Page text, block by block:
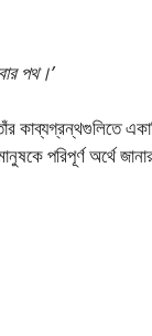
পথ।’
কাব্যগ্রন্থগুলিতে
পরিপূর্ণ অর্থে